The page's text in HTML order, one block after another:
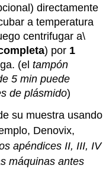
directamente
a temperatura
centrifugar a\
) por 1
(eltampón
5 min puede
de plásmido)
su muestra usando
Denovix,
apéndices II, III, IV
máquinas antes